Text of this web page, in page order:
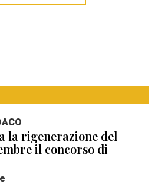
la rigenerazione del
il concorso di